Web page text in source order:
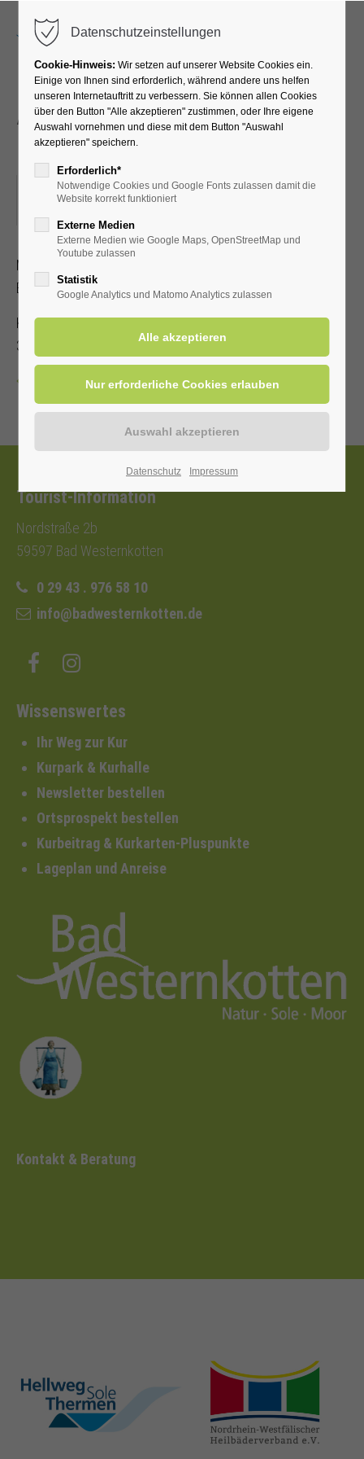
Atemübungen an den
Gradierwerken
02.05.2023, 15:00–15:30
Mit speziellen Atemübungen lernen Sie, wie der positive
Effekt der gesunden Aerosole verstärkt werden kann.
Kostenbeitrag mit gültiger Kur-/Einwohnerkarte 2,- €, ohne
3,- €
Tourist-Information
Nordstraße 2b
59597 Bad Westernkotten
0 29 43 . 976 58 10
info@badwesternkotten.de
Wissenswertes
Ihr Weg zur Kur
Kurpark & Kurhalle
Newsletter bestellen
Ortsprospekt bestellen
Kurbeitrag & Kurkarten-Pluspunkte
Lageplan und Anreise
Kontakt & Beratung
hellweg-sole-
thermen.de
heilbaeder.de
Datenschutzeinstellungen
Cookie-Hinweis: Wir setzen auf unserer Website Cookies ein.
Einige von Ihnen sind erforderlich, während andere uns helfen
unseren Internetauftritt zu verbessern. Sie können allen Cookies
über den Button "Alle akzeptieren" zustimmen, oder Ihre eigene
Auswahl vornehmen und diese mit dem Button "Auswahl
akzeptieren" speichern.
Erforderlich*
Notwendige Cookies und Google Fonts zulassen damit die
Website korrekt funktioniert
Externe Medien
Externe Medien wie Google Maps, OpenStreetMap und
Youtube zulassen
Statistik
Google Analytics und Matomo Analytics zulassen
Datenschutz Impressum